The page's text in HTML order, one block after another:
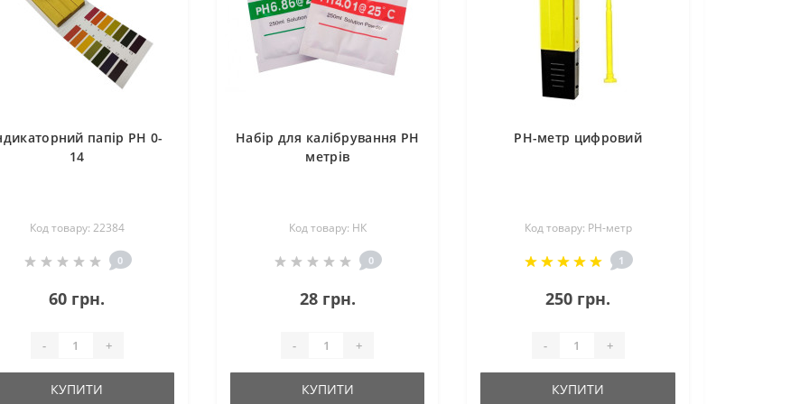
папір PH 0-
14
Код товару: 22384
0
60 грн.
- +
КУПИТИ
Набір для калібрування РН
метрів
Код товару: НК
0
28 грн.
- +
КУПИТИ
РН-метр цифровий
Код товару: PH-метр
1
250 грн.
- +
КУПИТИ